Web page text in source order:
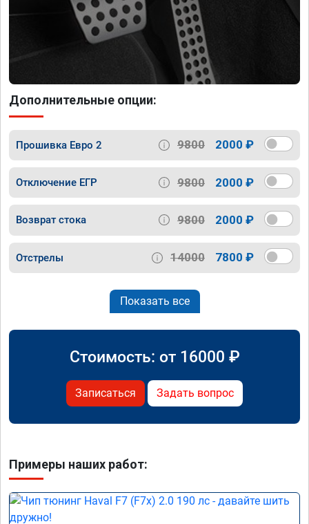
Дополнительные опции:
Прошивка Евро 2 9800 2000 ₽
Отключение ЕГР 9800 2000 ₽
Возврат стока 9800 2000 ₽
Отстрелы 14000 7800 ₽
Показать все
Стоимость: от 16000 ₽
Записаться Задать вопрос
Примеры наших работ: